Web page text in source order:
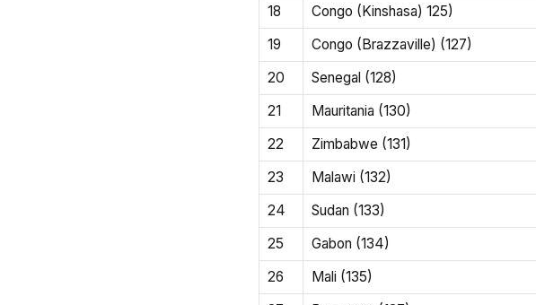
18
Congo (Kinshasa) 125)
19
Congo (Brazzaville) (127)
20
Senegal (128)
21
Mauritania (130)
22
Zimbabwe (131)
23
Malawi (132)
24
Sudan (133)
25
Gabon (134)
26
Mali (135)